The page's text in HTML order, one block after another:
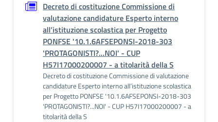
Decreto di costituzione Commissione di
valutazione candidature Esperto interno
all’istituzione scolastica per Progetto
PONFSE '10.1.6AFSEPONSI-2018-303
'PROTAGONISTI?...NOI' - CUP
H57I17000200007 - a titolarità della S
Decreto di costituzione Commissione di valutazione
candidature Esperto interno all’istituzione scolastica
per Progetto PONFSE '10.1.6AFSEPONSI-2018-303
'PROTAGONISTI?...NOI' - CUP H57I17000200007 - a
titolarità della S